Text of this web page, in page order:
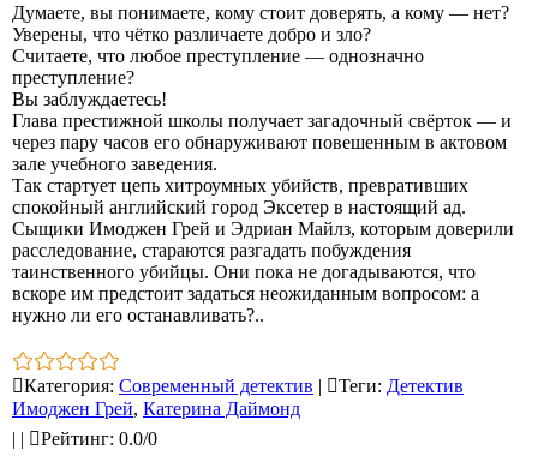
Думаете, вы понимаете, кому стоит доверять, а кому — нет?
Уверены, что чётко различаете добро и зло?
Считаете, что любое преступление — однозначно
преступление?
Вы заблуждаетесь!
Глава престижной школы получает загадочный свёрток — и
через пару часов его обнаруживают повешенным в актовом
зале учебного заведения.
Так стартует цепь хитроумных убийств, превративших
спокойный английский город Эксетер в настоящий ад.
Сыщики Имоджен Грей и Эдриан Майлз, которым доверили
расследование, стараются разгадать побуждения
таинственного убийцы. Они пока не догадываются, что
вскоре им предстоит задаться неожиданным вопросом: а
нужно ли его останавливать?..
Категория: Современный детектив | Теги: Детектив
Имоджен Грей, Катерина Даймонд
| | Рейтинг: 0.0/0